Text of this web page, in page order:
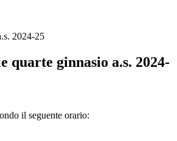
2024-25
ginnasio a.s. 2024-
il seguente orario: